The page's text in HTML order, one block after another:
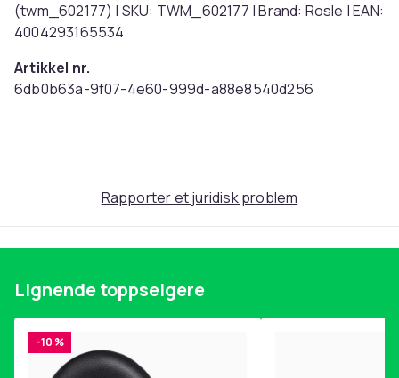
(twm_602177) | SKU: TWM_602177 | Brand: Rosle | EAN:
4004293165534
Artikkel nr.
6db0b63a-9f07-4e60-999d-a88e8540d256
Rapporter et juridisk problem
Lignende toppselgere
-10 %